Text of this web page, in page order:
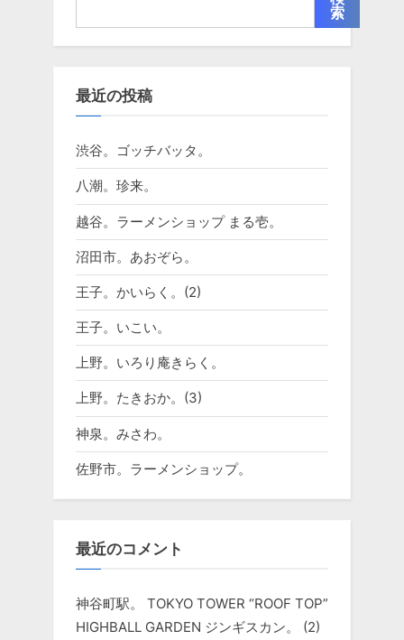
索
最近の投稿
渋谷。ゴッチバッタ。
八潮。珍来。
越谷。ラーメンショップ まる壱。
沼田市。あおぞら。
王子。かいらく。(2)
王子。いこい。
上野。いろり庵きらく。
上野。たきおか。(3)
神泉。みさわ。
佐野市。ラーメンショップ。
最近のコメント
神谷町駅。 TOKYO TOWER “ROOF TOP”
HIGHBALL GARDEN ジンギスカン。 (2)